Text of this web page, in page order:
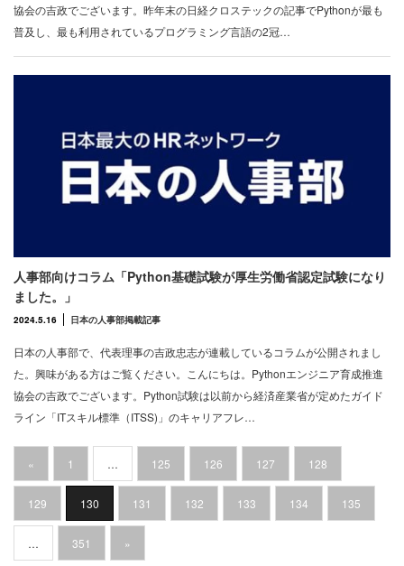
協会の吉政でございます。昨年末の日経クロステックの記事でPythonが最も
普及し、最も利用されているプログラミング言語の2冠…
人事部向けコラム「Python基礎試験が厚生労働省認定試験になり
ました。」
2024.5.16 日本の人事部掲載記事
日本の人事部で、代表理事の吉政忠志が連載しているコラムが公開されまし
た。興味がある方はご覧ください。こんにちは。Pythonエンジニア育成推進
協会の吉政でございます。Python試験は以前から経済産業省が定めたガイド
ライン「ITスキル標準（ITSS)」のキャリアフレ…
« 1 … 125 126 127 128
129 130 131 132 133 134 135
… 351 »